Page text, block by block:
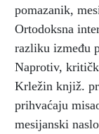
pomazanik,
Ortodoksna
razliku između
Naprotiv,
Krležin knjiž.
prihvaćaju
mesijanski